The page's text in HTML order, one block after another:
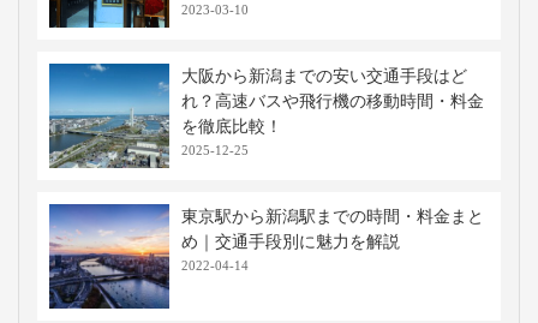
2023-03-10
大阪から新潟までの安い交通手段はど
れ？高速バスや飛行機の移動時間・料金
を徹底比較！
2025-12-25
東京駅から新潟駅までの時間・料金まと
め｜交通手段別に魅力を解説
2022-04-14